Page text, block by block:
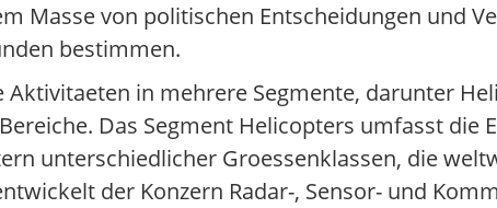
Masse von politischen Entscheidungen und
bestimmen.
Aktivitaeten in mehrere Segmente, darunter
Das Segment Helicopters umfasst
unterschiedlicher Groessenklassen, die
der Konzern Radar-, Sensor- und